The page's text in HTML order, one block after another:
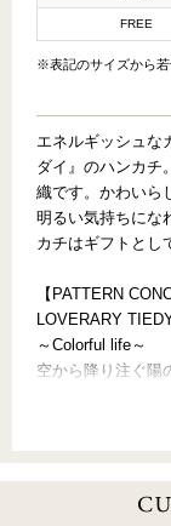
FREE
※表記のサイズから若
エネルギッシュな
ダイ』のハンカチ
織です。かわいら
明るい気持ちにな
カチはギフトとし
【PATTERN
LOVERARY
～Colorful life～
空から降り注ぐ陽
Happyな気持ちが